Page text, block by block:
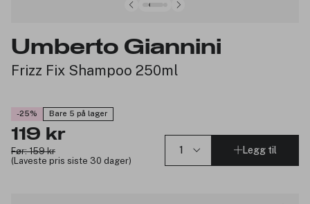
Umberto Giannini
Frizz Fix Shampoo 250ml
-25% Bare 5 på lager
119 kr
Før: 159 kr
(Laveste pris siste 30 dager)
Legg til